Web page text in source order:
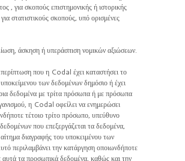
, για σκοπούς επιστημονικής ή ιστορικής
στατιστικούς σκοπούς, υπό ορισμένες
άσκηση ή υπεράσπιση νομικών αξιώσεων.
που η Codal έχει καταστήσει το
των δεδομένων δημόσιο ή έχει
δεδομένα με τρίτα πρόσωπα ή με πρόσωπα
η Codal οφείλει να ενημερώσει
τέτοιο τρίτο πρόσωπο, υπεύθυνο
που επεξεργάζεται τα δεδομένα,
διαγραφής του υποκειμένου των
περιλαμβάνει την κατάργηση οποιωνδήποτε
τα προσωπικά δεδομένα, καθώς και την